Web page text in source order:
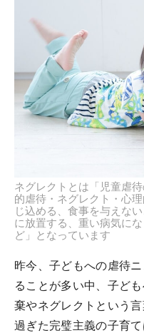
ネグレクトとは「児童虐
的虐待・ネグレクト・心
じ込める、食事を与えな
に放置する、重い病気に
ど」となっています
昨今、子どもへの虐待
ることが多い中、子ど
棄やネグレクトという
過ぎた完璧主義の子育